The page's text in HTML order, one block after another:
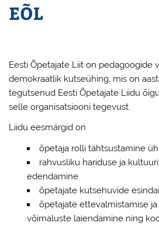
EÕL
Eesti Õpetajate Liit on pedagoogide
demokraatlik kutseühing, mis on
tegutsenud Eesti Õpetajate Liidu
selle organisatsiooni tegevust.
Liidu eesmärgid on
õpetaja rolli tähtsustamine
rahvusliku hariduse ja
edendamine
õpetajate kutsehuvide
õpetajate ettevalmistamise
võimaluste laiendamine ning